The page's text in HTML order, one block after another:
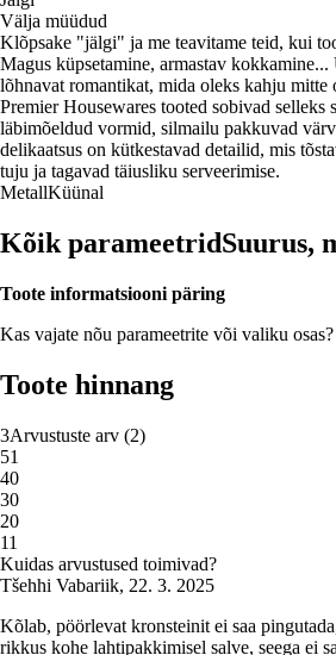
Välja müüdud
Klõpsake "jälgi" ja me teavitame teid, kui
Magus küpsetamine, armastav
lõhnavat romantikat, mida oleks kahju mitte
Premier Housewares tooted sobivad selleks
läbimõeldud vormid, silmailu pakkuvad
delikaatsus on kütkestavad detailid, mis
tuju ja tagavad täiusliku serveerimise.
MetallKüünal
Kõik parameetridSuurus,
Toote informatsiooni päring
Kas vajate nõu parameetrite või valiku osas?
Toote hinnang
3Arvustuste arv (2)
51
40
30
20
11
Kuidas arvustused toimivad?
Tšehhi Vabariik, 22. 3. 2025
Kõlab, pöörlevat kronsteinit ei saa
rikkus kohe lahtipakkimisel salve, seega ei